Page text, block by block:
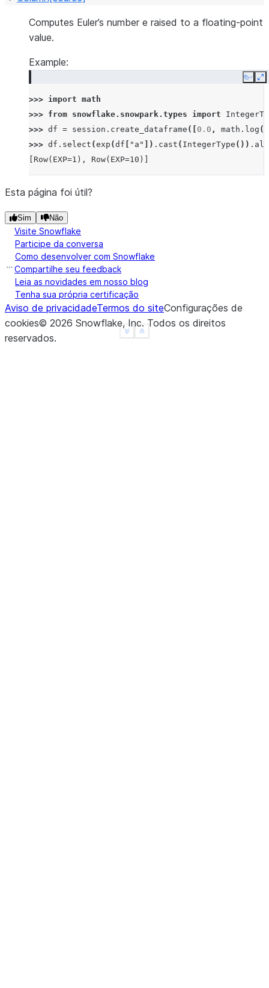
Computes Euler’s number e raised to a floating-point
value.
Example:
Copy
>>> import math
>>> from snowflake.snowpark.types import
>>> df = session . create_dataframe ([ 0.0 , math . log (
>>> df . select (exp (df "a" ]) . cast ( IntegerType ()) .
[Row(EXP=1), Row(EXP=10)]
Show less
See more
Esta página foi útil?
Sim Não
Visite Snowflake
Participe da conversa
Como desenvolver com Snowflake
Compartilhe seu feedback
Leia as novidades em nosso blog
Tenha sua própria certificação
Aviso de privacidadeTermos do siteConfigurações de
cookies© 2026 Snowflake, Inc. Todos os direitos
reservados.